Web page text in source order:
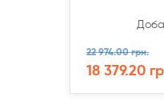
22 974.00 грн.
18 379.20